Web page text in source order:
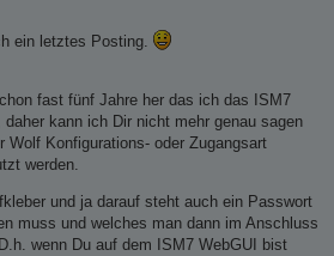
ein letztes Posting.
fast fünf Jahre her das ich das ISM7
kann ich Dir nicht mehr genau sagen
Wolf Konfigurations- oder Zugangsart
werden.
und ja darauf steht auch ein Passwort
muss und welches man dann im Anschluss
wenn Du auf dem ISM7 WebGUI bist